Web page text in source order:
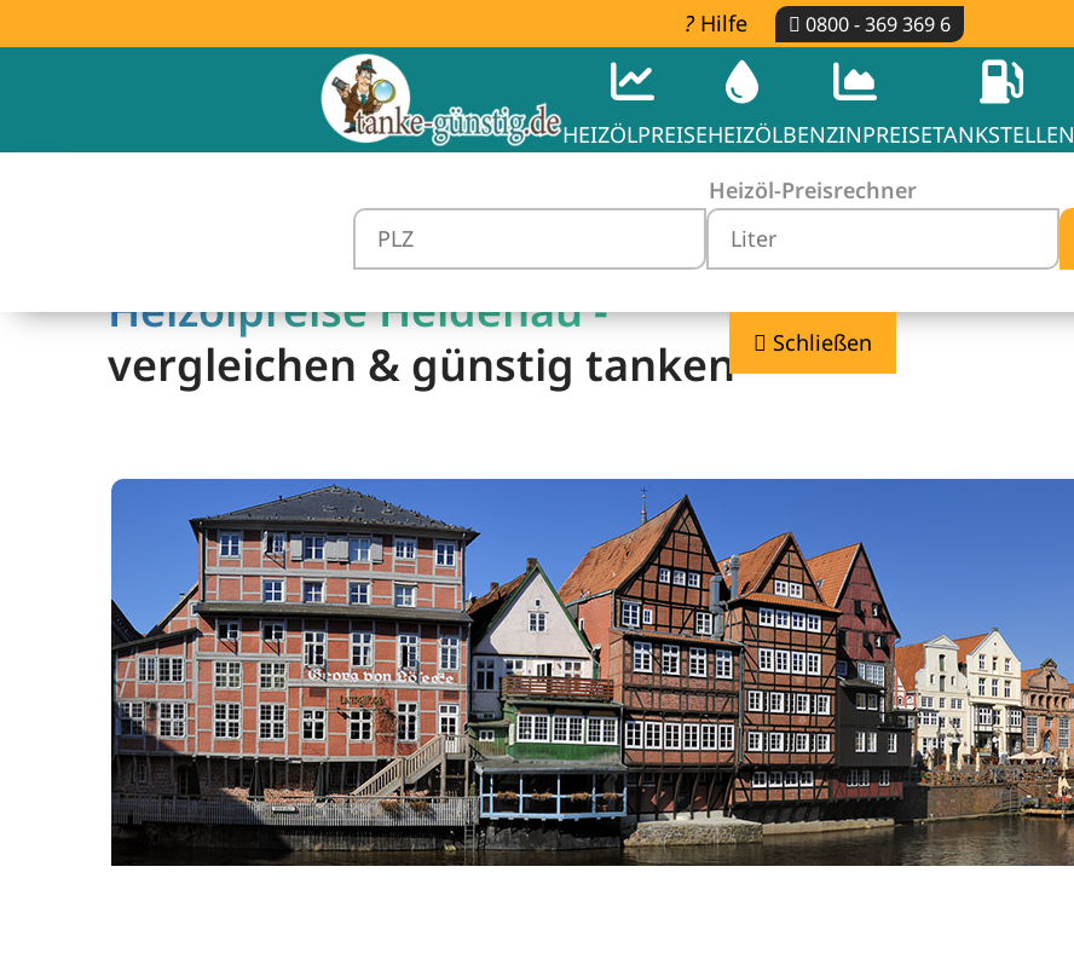
Hilfe 0800 - 369 369 6
HEIZÖLPREISEHEIZÖLBENZINPREISETANKSTELLEN
Heizöl-Preisrechner
Schließen
Heizölpreise Heidenau -
vergleichen & günstig tanken